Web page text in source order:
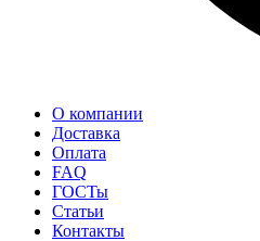
О компании
Доставка
Оплата
FAQ
ГОСТы
Статьи
Контакты